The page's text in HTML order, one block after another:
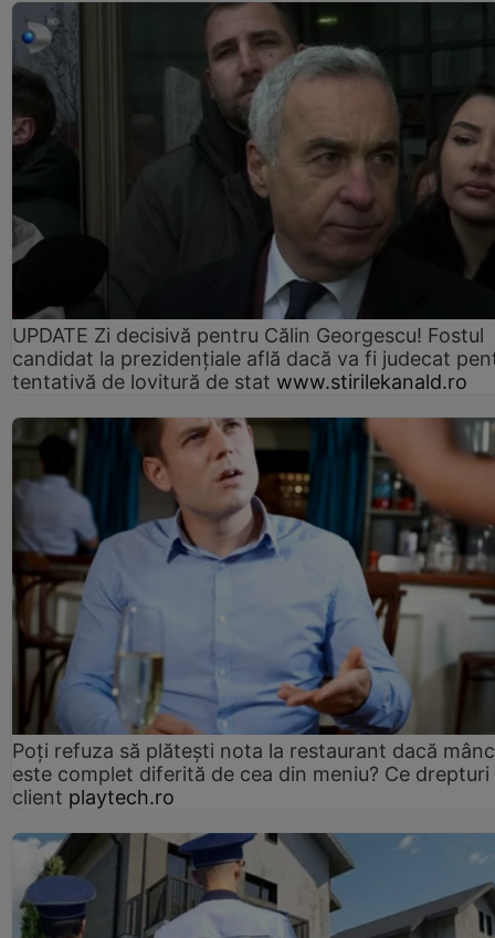
UPDATE Zi decisivă pentru Călin Georgescu! Fostul
candidat la prezidențiale află dacă va fi judecat
tentativă de lovitură de stat www.stirilekanald.ro
Poți refuza să plătești nota la restaurant dacă
este complet diferită de cea din meniu? Ce drepturi
client playtech.ro